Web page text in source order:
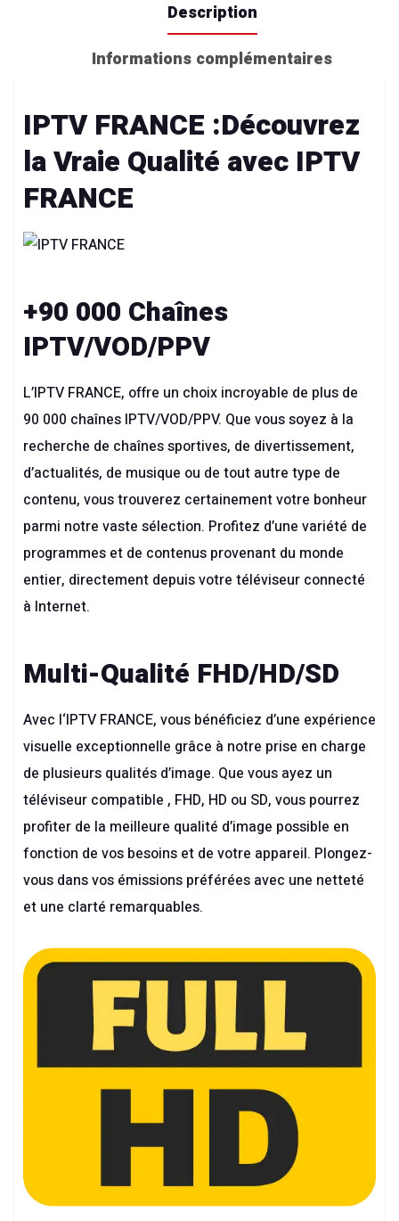
Description
Informations complémentaires
IPTV FRANCE :Découvrez
la Vraie Qualité avec IPTV
FRANCE
+90 000 Chaînes
IPTV/VOD/PPV
L’IPTV FRANCE, offre un choix incroyable de plus de
90 000 chaînes IPTV/VOD/PPV. Que vous soyez à la
recherche de chaînes sportives, de divertissement,
d’actualités, de musique ou de tout autre type de
contenu, vous trouverez certainement votre bonheur
parmi notre vaste sélection. Profitez d’une variété de
programmes et de contenus provenant du monde
entier, directement depuis votre téléviseur connecté
à Internet.
Multi-Qualité FHD/HD/SD
Avec l‘IPTV FRANCE, vous bénéficiez d’une expérience
visuelle exceptionnelle grâce à notre prise en charge
de plusieurs qualités d’image. Que vous ayez un
téléviseur compatible , FHD, HD ou SD, vous pourrez
profiter de la meilleure qualité d’image possible en
fonction de vos besoins et de votre appareil. Plongez-
vous dans vos émissions préférées avec une netteté
et une clarté remarquables.